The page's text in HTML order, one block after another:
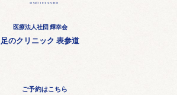
医療法人社団 輝幸会
足のクリニック 表参道
ご予約はこちら